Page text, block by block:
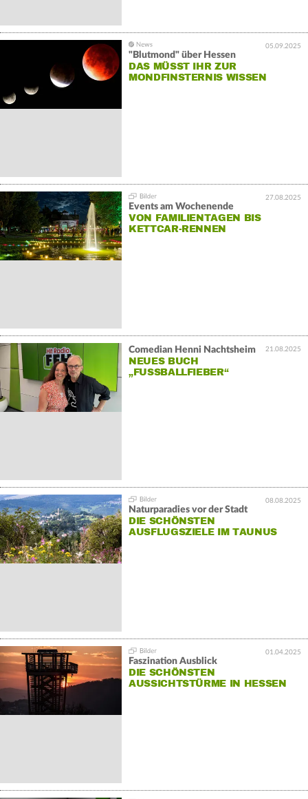
05.09.2025
"Blutmond" über Hessen
DAS MÜSST IHR ZUR
MONDFINSTERNIS WISSEN
27.08.2025
Events am Wochenende
VON FAMILIENTAGEN BIS
KETTCAR-RENNEN
21.08.2025
Comedian Henni Nachtsheim
NEUES BUCH
„FUSSBALLFIEBER“
08.08.2025
Naturparadies vor der Stadt
DIE SCHÖNSTEN
AUSFLUGSZIELE IM TAUNUS
01.04.2025
Faszination Ausblick
DIE SCHÖNSTEN
AUSSICHTSTÜRME IN HESSEN